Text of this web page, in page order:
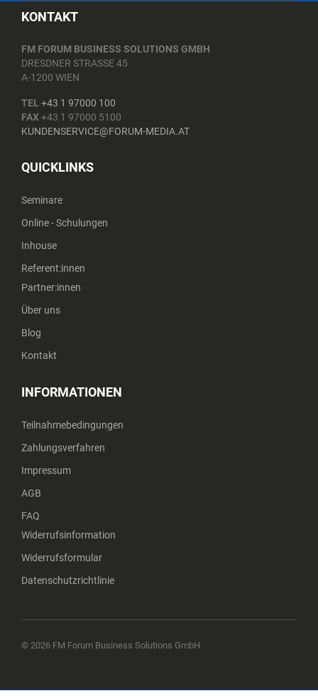
KONTAKT
FM FORUM BUSINESS SOLUTIONS GMBH
DRESDNER STRASSE 45
A-1200 WIEN
TEL+43 1 97000 100
FAX+43 1 97000 5100
KUNDENSERVICE@FORUM-MEDIA.AT
QUICKLINKS
Seminare
Online - Schulungen
Inhouse
Referent:innen
Partner:innen
Über uns
Blog
Kontakt
INFORMATIONEN
Teilnahmebedingungen
Zahlungsverfahren
Impressum
AGB
FAQ
Widerrufsinformation
Widerrufsformular
Datenschutzrichtlinie
© 2026 FM Forum Business Solutions GmbH